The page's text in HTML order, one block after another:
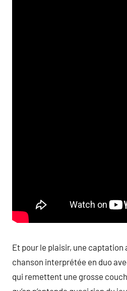
Et pour le plaisir, une captation
chanson interprétée en duo
qui remettent une grosse